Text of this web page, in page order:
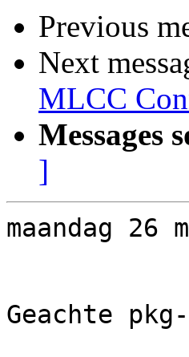
Previous
Next
MLCC
Messages
]
maandag 26
Geachte